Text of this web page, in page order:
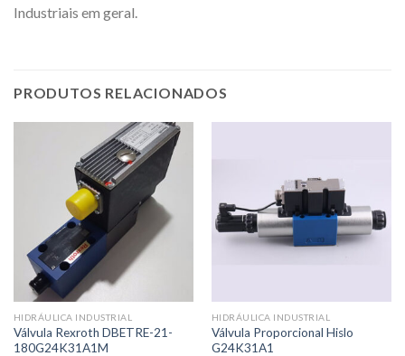
Industriais em geral.
PRODUTOS RELACIONADOS
HIDRÁULICA INDUSTRIAL
Válvula Rexroth DBETRE-21-
180G24K31A1M
HIDRÁULICA INDUSTRIAL
Válvula Proporcional Hislo
G24K31A1